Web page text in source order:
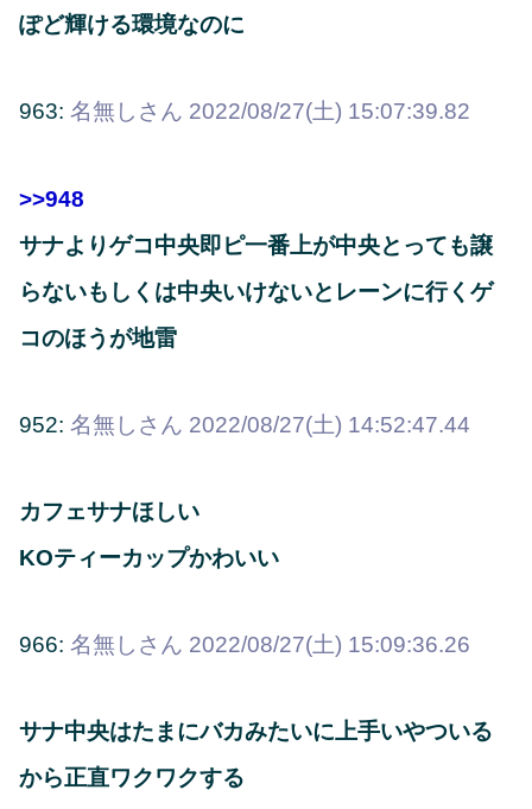
ぽど輝ける環境なのに
963: 名無しさん 2022/08/27(土) 15:07:39.82
>>948
サナよりゲコ中央即ピ一番上が中央とっても譲
らないもしくは中央いけないとレーンに行くゲ
コのほうが地雷
952: 名無しさん 2022/08/27(土) 14:52:47.44
カフェサナほしい
KOティーカップかわいい
966: 名無しさん 2022/08/27(土) 15:09:36.26
サナ中央はたまにバカみたいに上手いやついる
から正直ワクワクする